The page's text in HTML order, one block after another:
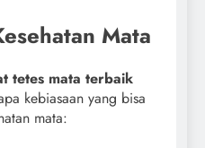
Mata
tetes mata terbaik
kebiasaan yang bisa
mata: